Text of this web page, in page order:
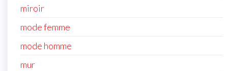
miroir
mode femme
mode homme
mur